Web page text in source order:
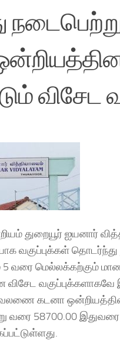
விசேட
துறையூர் ஐயனார்
வகுப்புக்கள் தொடர்ந்து
வரை மெல்லக்கற்கும்
கடனா
58700.00 இதுவரை